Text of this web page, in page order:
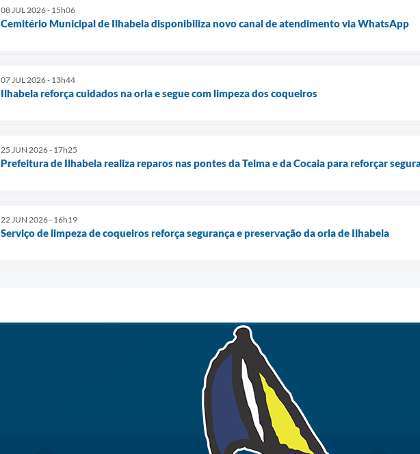
08 JUL 2026 - 15h06
Cemitério Municipal de Ilhabela disponibiliza novo canal de atendimento via WhatsApp
07 JUL 2026 - 13h44
Ilhabela reforça cuidados na orla e segue com limpeza dos coqueiros
25 JUN 2026 - 17h25
Prefeitura de Ilhabela realiza reparos nas pontes da Telma e da Cocaia para reforçar
22 JUN 2026 - 16h19
Serviço de limpeza de coqueiros reforça segurança e preservação da orla de Ilhabela